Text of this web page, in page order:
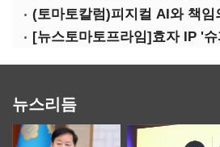
(토마토칼럼)피지컬 AI와 책임
[뉴스토마토프라임]효자 IP '
뉴스리듬